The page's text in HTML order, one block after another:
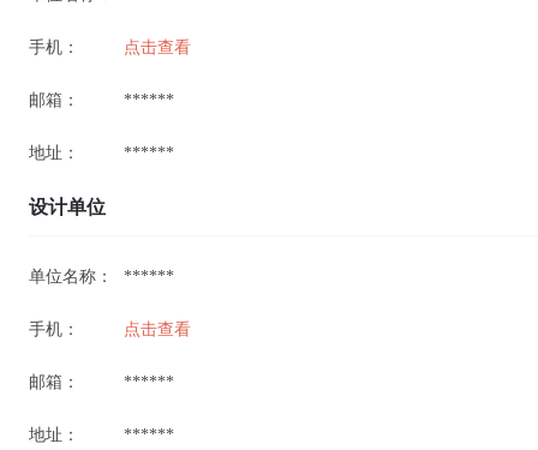
手机： 点击查看
邮箱： ******
地址： ******
设计单位
单位名称： ******
手机： 点击查看
邮箱： ******
地址： ******